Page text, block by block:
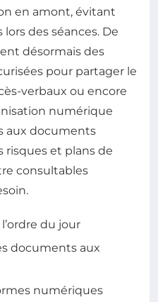
en amont, évitant
des séances. De
désormais des
pour partager le
verbaux ou encore
numérique
aux documents
risques et plans de
consultables
du jour
documents aux
numériques